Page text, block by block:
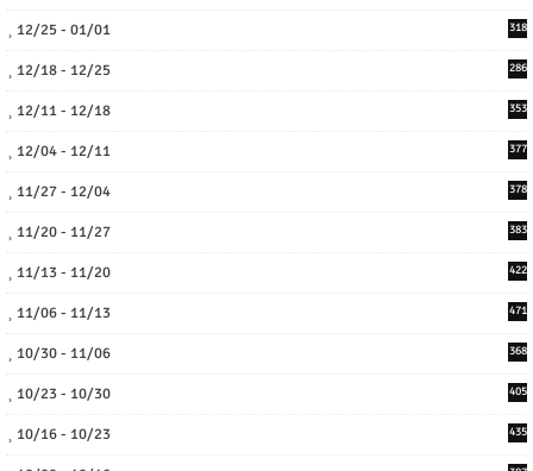
12/25 - 01/01 318
12/18 - 12/25 286
12/11 - 12/18 353
12/04 - 12/11 377
11/27 - 12/04 378
11/20 - 11/27 383
11/13 - 11/20 422
11/06 - 11/13 471
10/30 - 11/06 368
10/23 - 10/30 405
10/16 - 10/23 435